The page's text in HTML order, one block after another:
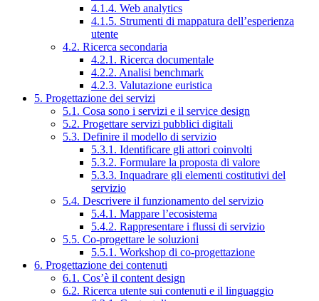
4.1.4. Web analytics
4.1.5. Strumenti di mappatura dell’esperienza
utente
4.2. Ricerca secondaria
4.2.1. Ricerca documentale
4.2.2. Analisi benchmark
4.2.3. Valutazione euristica
5. Progettazione dei servizi
5.1. Cosa sono i servizi e il service design
5.2. Progettare servizi pubblici digitali
5.3. Definire il modello di servizio
5.3.1. Identificare gli attori coinvolti
5.3.2. Formulare la proposta di valore
5.3.3. Inquadrare gli elementi costitutivi del
servizio
5.4. Descrivere il funzionamento del servizio
5.4.1. Mappare l’ecosistema
5.4.2. Rappresentare i flussi di servizio
5.5. Co-progettare le soluzioni
5.5.1. Workshop di co-progettazione
6. Progettazione dei contenuti
6.1. Cos’è il content design
6.2. Ricerca utente sui contenuti e il linguaggio